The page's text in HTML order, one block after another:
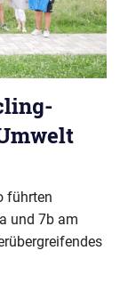
führten
und 7b am